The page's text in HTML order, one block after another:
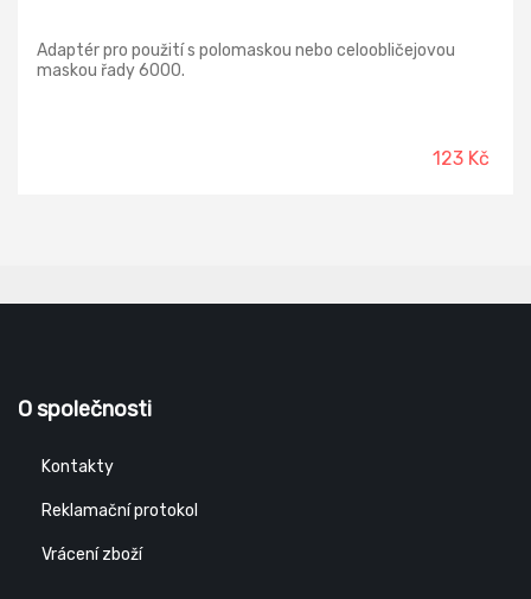
Adaptér pro použití s polomaskou nebo celoobličejovou
maskou řady 6000.
123 Kč
O společnosti
Kontakty
Reklamační protokol
Vrácení zboží